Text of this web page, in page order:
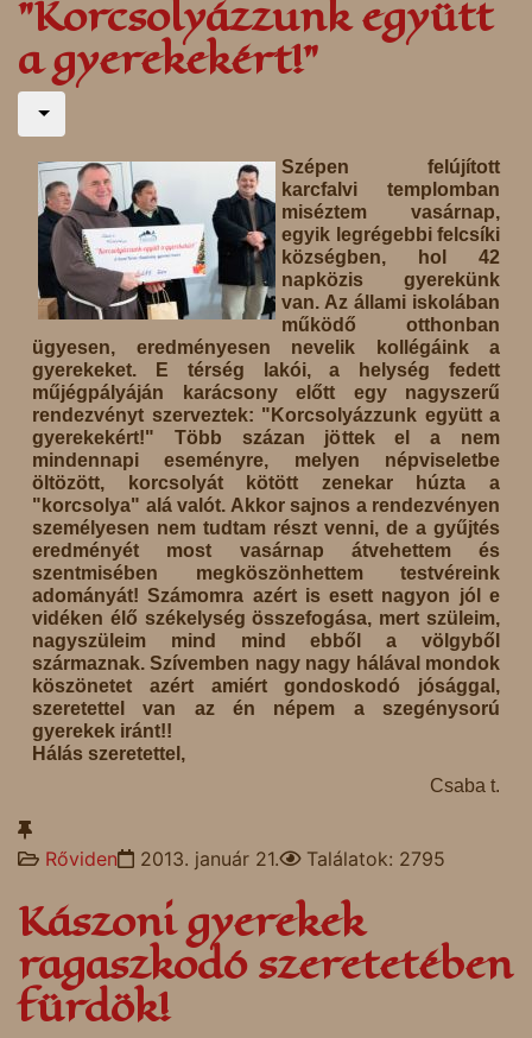
"Korcsolyázzunk együtt
a gyerekekért!"
Szépen felújított
karcfalvi templomban
miséztem vasárnap,
egyik legrégebbi felcsíki
községben, hol 42
napközis gyerekünk
van. Az állami iskolában
működő otthonban
ügyesen, eredményesen nevelik kollégáink a
gyerekeket. E térség lakói, a helység fedett
műjégpályáján karácsony előtt egy nagyszerű
rendezvényt szerveztek: "Korcsolyázzunk együtt a
gyerekekért!" Több százan jöttek el a nem
mindennapi eseményre, melyen népviseletbe
öltözött, korcsolyát kötött zenekar húzta a
"korcsolya" alá valót. Akkor sajnos a rendezvényen
személyesen nem tudtam részt venni, de a gyűjtés
eredményét most vasárnap átvehettem és
szentmisében megköszönhettem testvéreink
adományát! Számomra azért is esett nagyon jól e
vidéken élő székelység összefogása, mert szüleim,
nagyszüleim mind mind ebből a völgyből
származnak. Szívemben nagy nagy hálával mondok
köszönetet azért amiért gondoskodó jósággal,
szeretettel van az én népem a szegénysorú
gyerekek iránt!!
Hálás szeretettel,
Csaba t.
Rőviden 2013. január 21. Találatok: 2795
Kászoni gyerekek
ragaszkodó szeretetében
fürdök!